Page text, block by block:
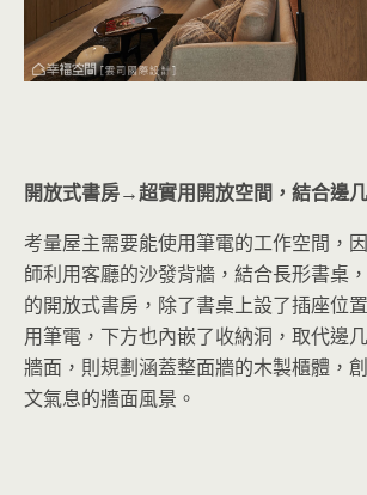
開放式書房→超實用開放空間，結合邊
考量屋主需要能使用筆電的工作空間，
師利用客廳的沙發背牆，結合長形書桌
的開放式書房，除了書桌上設了插座位
用筆電，下方也內嵌了收納洞，取代邊
牆面，則規劃涵蓋整面牆的木製櫃體，
文氣息的牆面風景。